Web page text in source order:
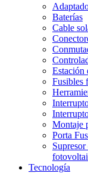
Baterías
Cable
Estación
Fusibles
Montaje
Porta
Tecnología